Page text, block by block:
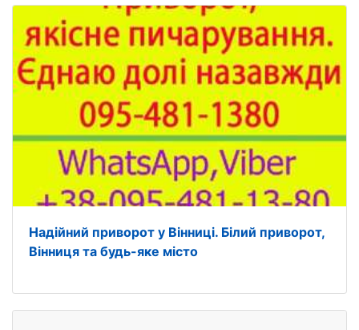
Надійний приворот у Вінниці. Білий приворот,
Вінниця та будь-яке місто